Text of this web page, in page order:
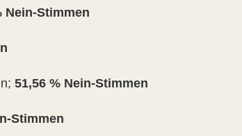
Nein-Stimmen
51,56 % Nein-Stimmen
Stimmen